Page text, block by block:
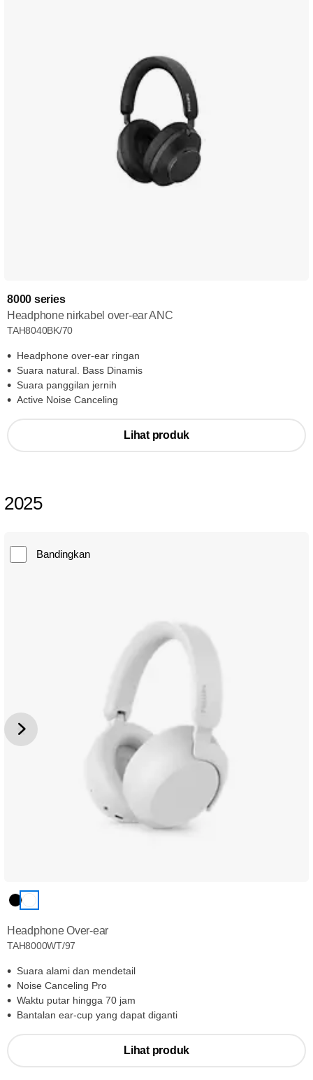
8000 series
Headphone nirkabel over-ear ANC
TAH8040BK/70
Headphone over-ear ringan
Suara natural. Bass Dinamis
Suara panggilan jernih
Active Noise Canceling
Lihat produk
2025
Bandingkan
Headphone Over-ear
TAH8000WT/97
Suara alami dan mendetail
Noise Canceling Pro
Waktu putar hingga 70 jam
Bantalan ear-cup yang dapat diganti
Lihat produk